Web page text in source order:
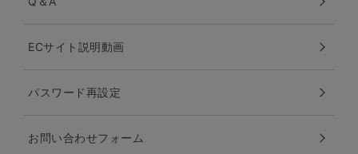
ECサイト説明動画
パスワード再設定
お問い合わせフォーム